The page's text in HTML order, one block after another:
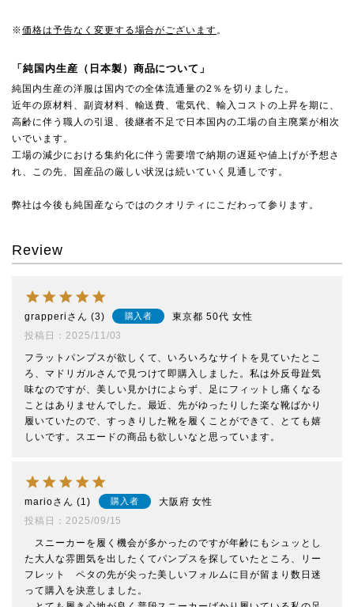
※価格は予告なく変更する場合がございます。
「純国内生産（日本製）商品について」
純国内生産の洋服は国内での全体流通量の2％を切りました。
近年の原材料、副資材料、輸送費、電気代、輸入コストの上昇を期に、
高齢に伴う職人の引退、後継者不足で日本国内の工場の自主廃業が相次
いでいます。
工場の減少における集約化に伴う需要増で納期の遅延や値上げが予想さ
れ、この先、国産品の厳しい状況は続いていく見通しです。
弊社は今後も純国産ならではのクオリティにこだわって参ります。
Review
grapperi 3 購入者 東京都 50代 女性
投稿日
2025/11/03
フラットパンプスが欲しくて、いろいろなサイトを見ていたとこ
ろ、マドリガルさんで見つけて即購入しました。私は外反母趾気
味なのですが、美しい見かけによらず、足にフィットし痛くなる
ことはありませんでした。最近、先がゆったりした楽な靴ばかり
履いていたので、すっきりした靴を履くことができて、とても嬉
しいです。スエードの商品も欲しいなと思っています。
mario 1 購入者 大阪府 女性
投稿日
2025/09/15
スニーカーを履く機会が多かったのですが年齢にもシュッとし
た大人な雰囲気を出したくてパンプスを探していたところ、リー
フレット　ペタの先が尖った美しいフォルムに目が留まり数日迷
って購入を決意しました。